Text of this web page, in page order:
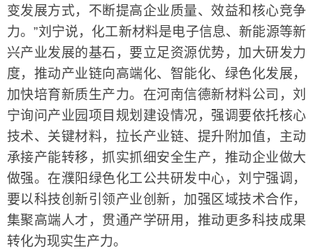
变发展方式，不断提高企业质量、效益和核心竞争
力。”刘宁说，化工新材料是电子信息、新能源等新
兴产业发展的基石，要立足资源优势，加大研发力
度，推动产业链向高端化、智能化、绿色化发展，
加快培育新质生产力。在河南信德新材料公司，刘
宁询问产业园项目规划建设情况，强调要依托核心
技术、关键材料，拉长产业链、提升附加值，主动
承接产能转移，抓实抓细安全生产，推动企业做大
做强。在濮阳绿色化工公共研发中心，刘宁强调，
要以科技创新引领产业创新，加强区域技术合作，
集聚高端人才，贯通产学研用，推动更多科技成果
转化为现实生产力。